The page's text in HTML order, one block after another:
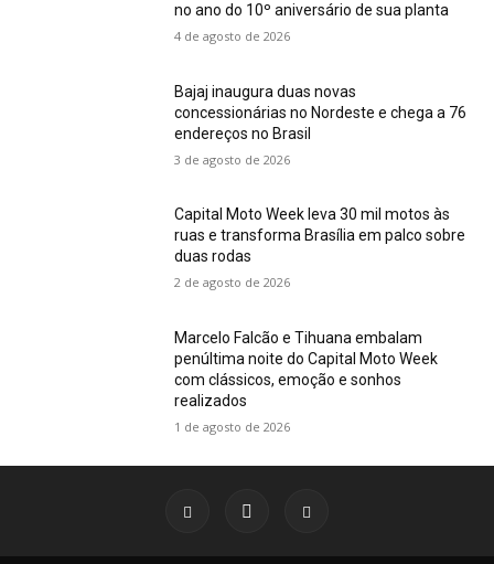
no ano do 10º aniversário de sua planta
4 de agosto de 2026
Bajaj inaugura duas novas
concessionárias no Nordeste e chega a 76
endereços no Brasil
3 de agosto de 2026
Capital Moto Week leva 30 mil motos às
ruas e transforma Brasília em palco sobre
duas rodas
2 de agosto de 2026
Marcelo Falcão e Tihuana embalam
penúltima noite do Capital Moto Week
com clássicos, emoção e sonhos
realizados
1 de agosto de 2026